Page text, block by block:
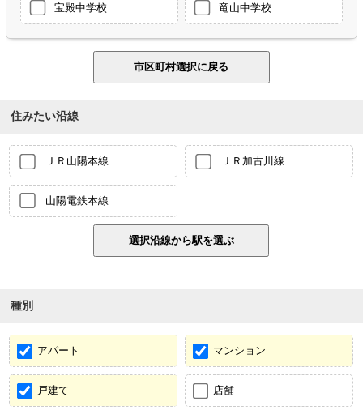
宝殿中学校 竜山中学校
住みたい沿線
ＪＲ山陽本線 ＪＲ加古川線
山陽電鉄本線
種別
アパート マンション
戸建て 店舗